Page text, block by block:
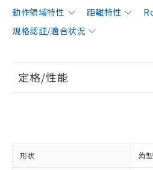
動作領域特性
距離特性
規格認証/適合状況
定格/性能
形状 角型